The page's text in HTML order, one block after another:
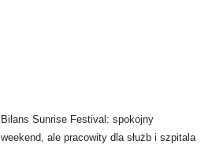
Bilans Sunrise Festival: spokojny
weekend, ale pracowity dla służb i szpitala